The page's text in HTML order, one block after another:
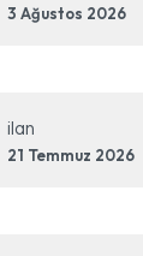
3 Ağustos 2026
ilan
21 Temmuz 2026